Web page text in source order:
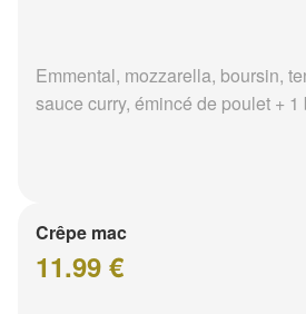
Emmental, mozzarella, boursin,
sauce curry, émincé de poulet +
Crêpe mac
11.99 €